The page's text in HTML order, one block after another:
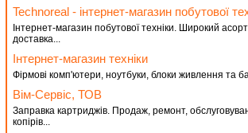
Technoreal - інтернет-магазин побутової
Інтернет-магазин побутової техніки. Широкий
доставка...
Інтернет-магазин техніки
Фірмові комп'ютери, ноутбуки, блоки живлення та
Вім-Сервіс, ТОВ
Заправка картриджів. Продаж, ремонт,
копірів...